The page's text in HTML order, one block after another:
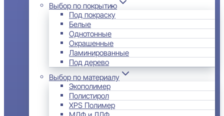
Выбор по покрытию
Под покраску
Белые
Однотонные
Окрашенные
Ламинированные
Под дерево
Выбор по материалу
Экополимер
Полистирол
XPS Полимер